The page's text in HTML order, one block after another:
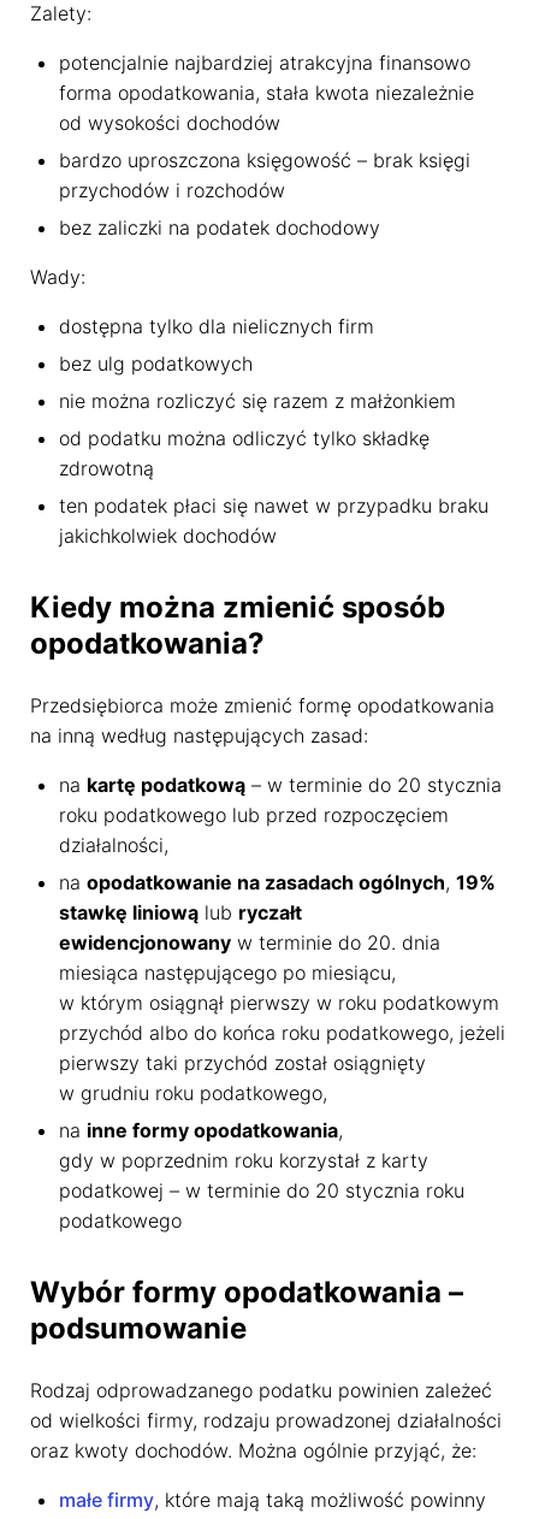
Zalety:
potencjalnie najbardziej atrakcyjna finansowo
forma opodatkowania, stała kwota niezależnie
od wysokości dochodów
bardzo uproszczona księgowość – brak księgi
przychodów i rozchodów
bez zaliczki na podatek dochodowy
Wady:
dostępna tylko dla nielicznych firm
bez ulg podatkowych
nie można rozliczyć się razem z małżonkiem
od podatku można odliczyć tylko składkę
zdrowotną
ten podatek płaci się nawet w przypadku braku
jakichkolwiek dochodów
Kiedy można zmienić sposób
opodatkowania?
Przedsiębiorca może zmienić formę opodatkowania
na inną według następujących zasad:
na kartę podatkową – w terminie do 20 stycznia
roku podatkowego lub przed rozpoczęciem
działalności,
na opodatkowanie na zasadach ogólnych, 19%
stawkę liniową lub ryczałt
ewidencjonowany w terminie do 20. dnia
miesiąca następującego po miesiącu,
w którym osiągnął pierwszy w roku podatkowym
przychód albo do końca roku podatkowego, jeżeli
pierwszy taki przychód został osiągnięty
w grudniu roku podatkowego,
na inne formy opodatkowania,
gdy w poprzednim roku korzystał z karty
podatkowej – w terminie do 20 stycznia roku
podatkowego
Wybór formy opodatkowania –
podsumowanie
Rodzaj odprowadzanego podatku powinien zależeć
od wielkości firmy, rodzaju prowadzonej działalności
oraz kwoty dochodów. Można ogólnie przyjąć, że:
małe firmy, które mają taką możliwość powinny
ale nie będą dopasowane do Ciebie
Ustawienia ciasteczek
Poniżej możesz sprawdzić, jakie dane zbieramy w
ciasteczkach i po co je zbieramy.
Nie na wszystkie musisz się zgodzić.
Rozumiem